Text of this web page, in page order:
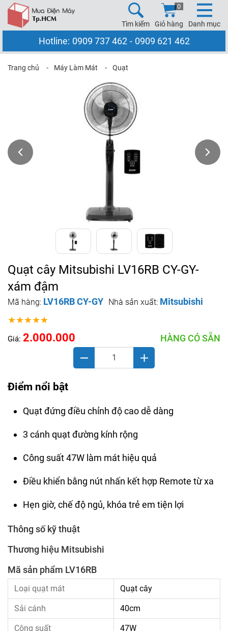
Tìm kiếm Giỏ hàng
0
Danh mục
Hotline: 0909 737 462 - 0909 621 462
Trang chủ ⁃ Máy Làm Mát ⁃ Quạt
Quạt cây Mitsubishi LV16RB CY-GY-
xám đậm
Mã hàng: LV16RB CY-GY Nhà sản xuất: Mitsubishi
★★★★★
Giá: 2.000.000 HÀNG CÓ SẴN
Điểm nổi bật
Quạt đứng điều chỉnh độ cao dễ dàng
3 cánh quạt đường kính rộng
Công suất 47W làm mát hiệu quả
Điều khiển bằng nút nhấn kết hợp Remote từ xa
Hẹn giờ, chế độ ngủ, khóa trẻ em tiện lợi
Thông số kỹ thuật
Thương hiệu Mitsubishi
Mã sản phẩm LV16RB
Loại quạt mát Quạt cây
Sải cánh 40cm
Công suất 47W